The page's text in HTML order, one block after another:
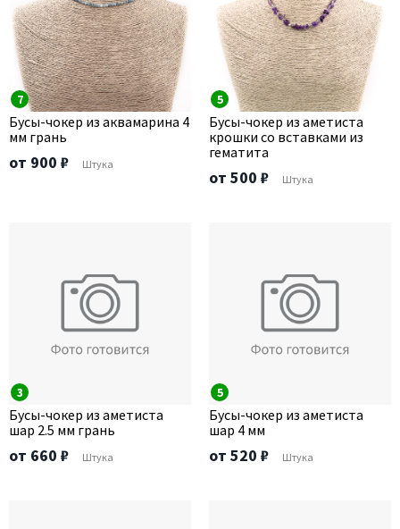
7
Бусы-чокер из аквамарина 4
мм грань
от 900 ₽ Штука
5
Бусы-чокер из аметиста
крошки со вставками из
гематита
от 500 ₽ Штука
3
Бусы-чокер из аметиста
шар 2.5 мм грань
от 660 ₽ Штука
5
Бусы-чокер из аметиста
шар 4 мм
от 520 ₽ Штука